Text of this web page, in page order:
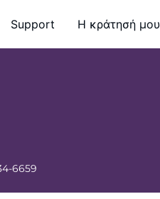
Support Η κράτησή μου
6659